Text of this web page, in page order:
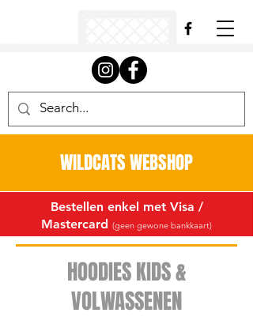
WILDCATS WEBSHOP
Bestellen enkel met Visa /
Mastercard (geen gewone bankkaart)
HOODIES KIDS &
VOLWASSENEN